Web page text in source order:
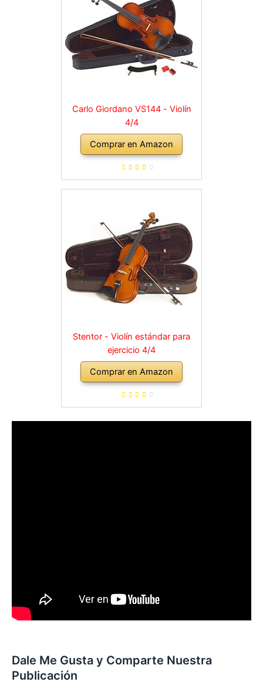
Carlo Giordano VS144 - Violín
4/4
Comprar en Amazon
Stentor - Violín estándar para
ejercicio 4/4
Comprar en Amazon
Dale Me Gusta y Comparte Nuestra
Publicación